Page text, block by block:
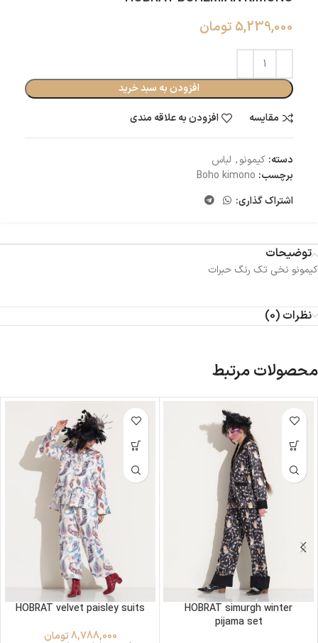
5,239,000 تومان
افزودن به سبد خرید
مقایسه
افزودن به علاقه مندی
دسته: کیمونو, لباس
برچسب: Boho kimono
اشتراک گذاری:
توضیحات
کیمونو نخی تک رنگ حبرات
نظرات (0)
محصولات مرتبط
HOBRAT simurgh winter
pijama set
HOBRAT velvet paisley suits
8,788,000تومان